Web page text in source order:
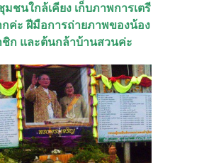
ชนใกล้เคียง เก็บภาพการเตรี
ค่ะ ฝีมือการถ่ายภาพของน้อง
ชิก และต้นกล้าบ้านสวนค่ะ